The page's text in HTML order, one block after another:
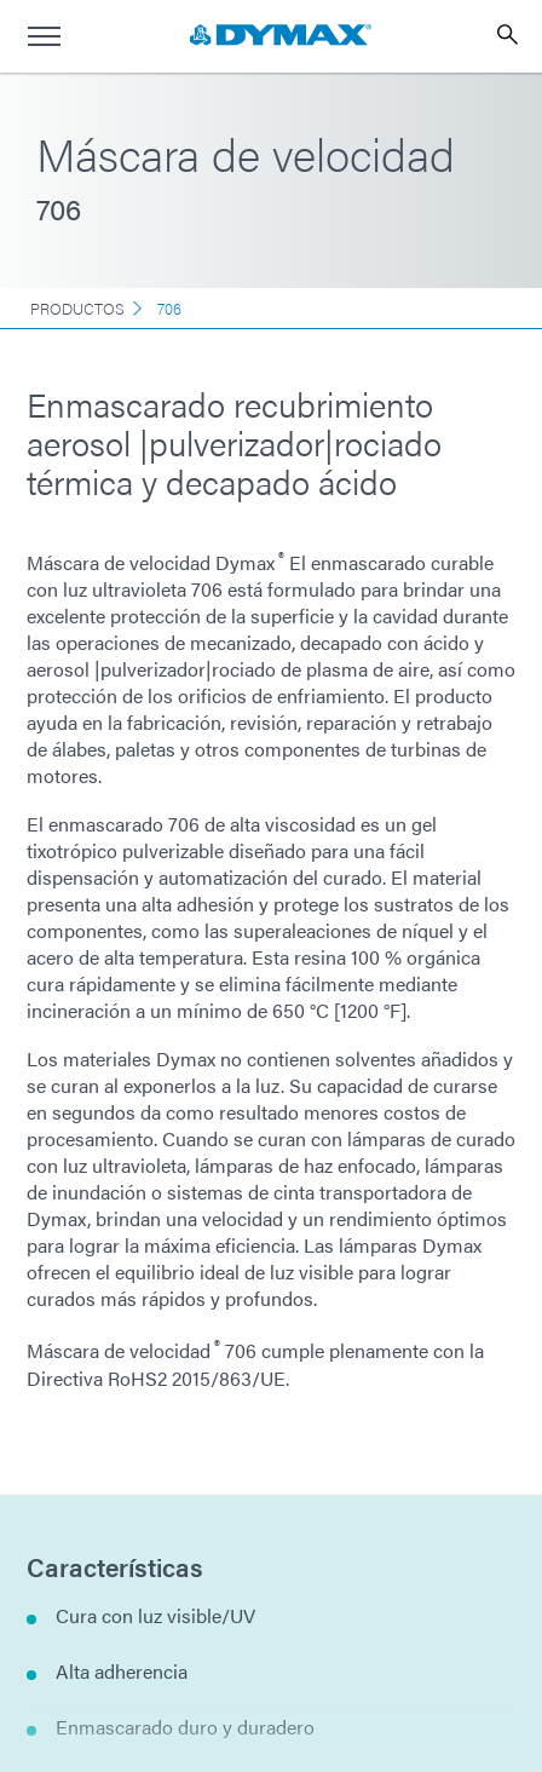
Máscara de velocidad
706
PRODUCTOS 706
Enmascarado recubrimiento
aerosol |pulverizador|rociado
térmica y decapado ácido
Máscara de velocidad Dymax® El enmascarado curable
con luz ultravioleta 706 está formulado para brindar una
excelente protección de la superficie y la cavidad durante
las operaciones de mecanizado, decapado con ácido y
aerosol |pulverizador|rociado de plasma de aire, así como
protección de los orificios de enfriamiento. El producto
ayuda en la fabricación, revisión, reparación y retrabajo
de álabes, paletas y otros componentes de turbinas de
motores.
El enmascarado 706 de alta viscosidad es un gel
tixotrópico pulverizable diseñado para una fácil
dispensación y automatización del curado. El material
presenta una alta adhesión y protege los sustratos de los
componentes, como las superaleaciones de níquel y el
acero de alta temperatura. Esta resina 100 % orgánica
cura rápidamente y se elimina fácilmente mediante
incineración a un mínimo de 650 °C [1200 °F].
Los materiales Dymax no contienen solventes añadidos y
se curan al exponerlos a la luz. Su capacidad de curarse
en segundos da como resultado menores costos de
procesamiento. Cuando se curan con lámparas de curado
con luz ultravioleta, lámparas de haz enfocado, lámparas
de inundación o sistemas de cinta transportadora de
Dymax, brindan una velocidad y un rendimiento óptimos
para lograr la máxima eficiencia. Las lámparas Dymax
ofrecen el equilibrio ideal de luz visible para lograr
curados más rápidos y profundos.
Máscara de velocidad ® 706 cumple plenamente con la
Directiva RoHS2 2015/863/UE.
Características
Cura con luz visible/UV
Alta adherencia
Enmascarado duro y duradero